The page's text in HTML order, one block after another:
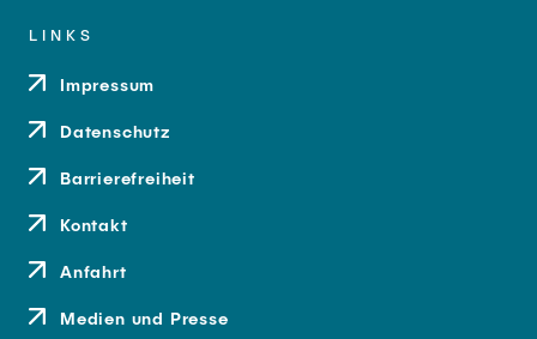
LINKS
Impressum
Datenschutz
Barrierefreiheit
Kontakt
Anfahrt
Medien und Presse